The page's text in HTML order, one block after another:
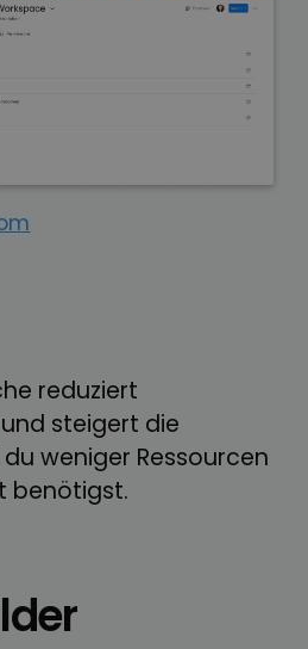
reduziert
steigert die
weniger Ressourcen
benötigst.